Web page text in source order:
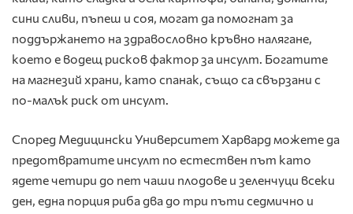
сини сливи, пъпеш и соя, могат да помогнат за
поддържането на здравословно кръвно налягане,
което е водещ рисков фактор за инсулт. Богатите
на магнезий храни, като спанак, също са свързани с
по-малък риск от инсулт.
Според Медицински Университет Харвард можете да
предотвратите инсулт по естествен път като
ядете четири до пет чаши плодове и зеленчуци всеки
ден, една порция риба два до три пъти седмично и